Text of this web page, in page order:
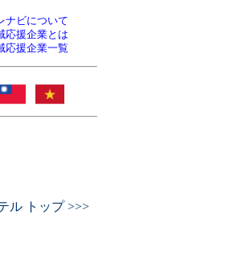
ナビについて
応援企業とは
応援企業一覧
ル トップ >>>